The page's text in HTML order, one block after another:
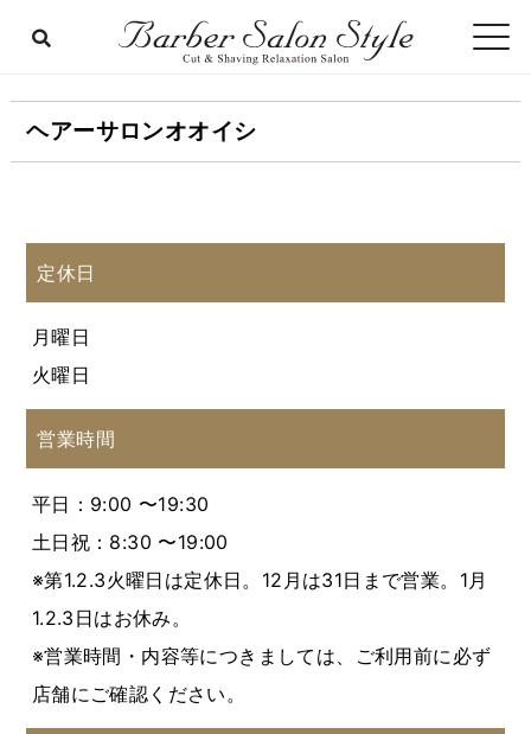
ヘアーサロンオオイシ
定休日
月曜日
火曜日
営業時間
平日：9:00 〜19:30
土日祝：8:30 〜19:00
※第1.2.3火曜日は定休日。12月は31日まで営業。1月
1.2.3日はお休み。
※営業時間・内容等につきましては、ご利用前に必ず
店舗にご確認ください。